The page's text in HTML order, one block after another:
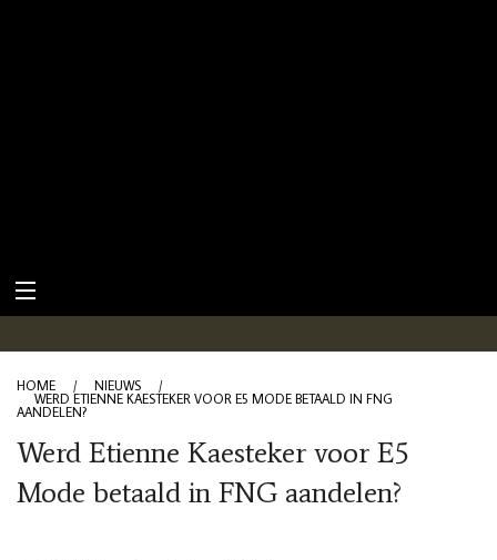
HOME / NIEUWS
/
WERD ETIENNE KAESTEKER VOOR E5 MODE BETAALD IN FNG
AANDELEN?
Werd Etienne Kaesteker voor E5
Mode betaald in FNG aandelen?